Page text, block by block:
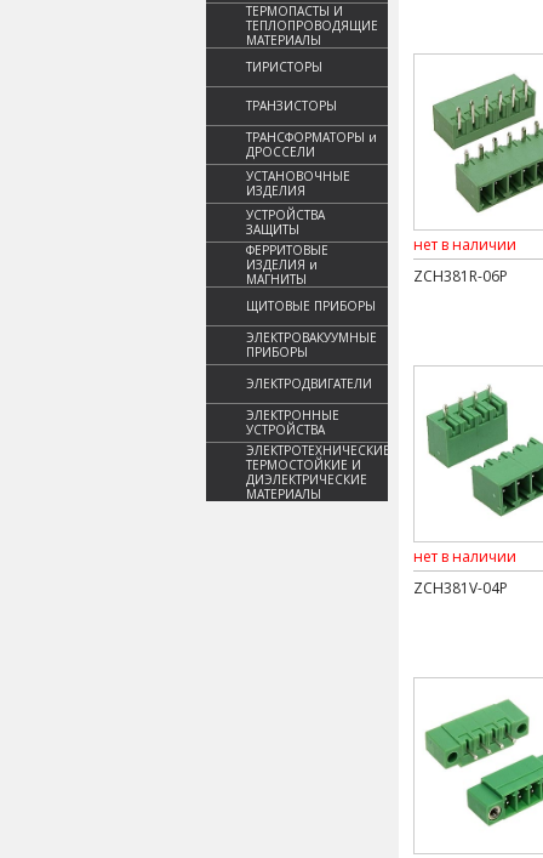
ТЕРМОПАСТЫ И
ТЕПЛОПРОВОДЯЩИЕ
МАТЕРИАЛЫ
ТИРИСТОРЫ
ТРАНЗИСТОРЫ
ТРАНСФОРМАТОРЫ и
ДРОССЕЛИ
УСТАНОВОЧНЫЕ
ИЗДЕЛИЯ
УСТРОЙСТВА
ЗАЩИТЫ
ФЕРРИТОВЫЕ
ИЗДЕЛИЯ и
МАГНИТЫ
ЩИТОВЫЕ ПРИБОРЫ
ЭЛЕКТРОВАКУУМНЫЕ
ПРИБОРЫ
ЭЛЕКТРОДВИГАТЕЛИ
ЭЛЕКТРОННЫЕ
УСТРОЙСТВА
ЭЛЕКТРОТЕХНИЧЕСКИЕ,
ТЕРМОСТОЙКИЕ И
ДИЭЛЕКТРИЧЕСКИЕ
МАТЕРИАЛЫ
нет в наличии
ZCH381R-06P
нет в наличии
ZCH381V-04P